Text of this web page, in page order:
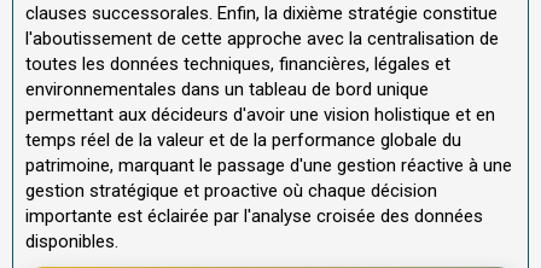
clauses successorales. Enfin, la dixième stratégie constitue
l'aboutissement de cette approche avec la centralisation de
toutes les données techniques, financières, légales et
environnementales dans un tableau de bord unique
permettant aux décideurs d'avoir une vision holistique et en
temps réel de la valeur et de la performance globale du
patrimoine, marquant le passage d'une gestion réactive à une
gestion stratégique et proactive où chaque décision
importante est éclairée par l'analyse croisée des données
disponibles.